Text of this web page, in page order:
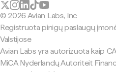
© 2026 Avian Labs, Inc
Registruota pinigų paslaugų
Valstijose
Avian Labs yra autorizuota kaip
MiCA Nyderlandų Autoriteit